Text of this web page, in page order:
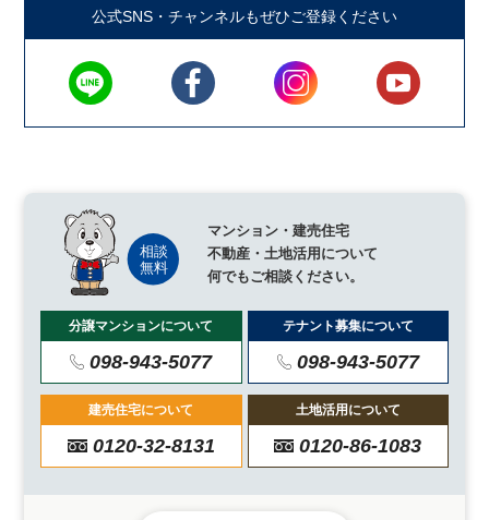
公式SNS・チャンネルもぜひご登録ください
マンション・建売住宅
不動産・土地活用について
何でもご相談ください。
分譲マンションについて
098-943-5077
テナント募集について
098-943-5077
建売住宅について
0120-32-8131
土地活用について
0120-86-1083